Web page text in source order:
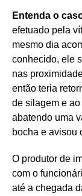
Entenda o
efetuado pela
mesmo dia
conhecido, ele
nas
então teria
de silagem e
abatendo uma
bocha e avisou
O produtor de
com o
até a chegada